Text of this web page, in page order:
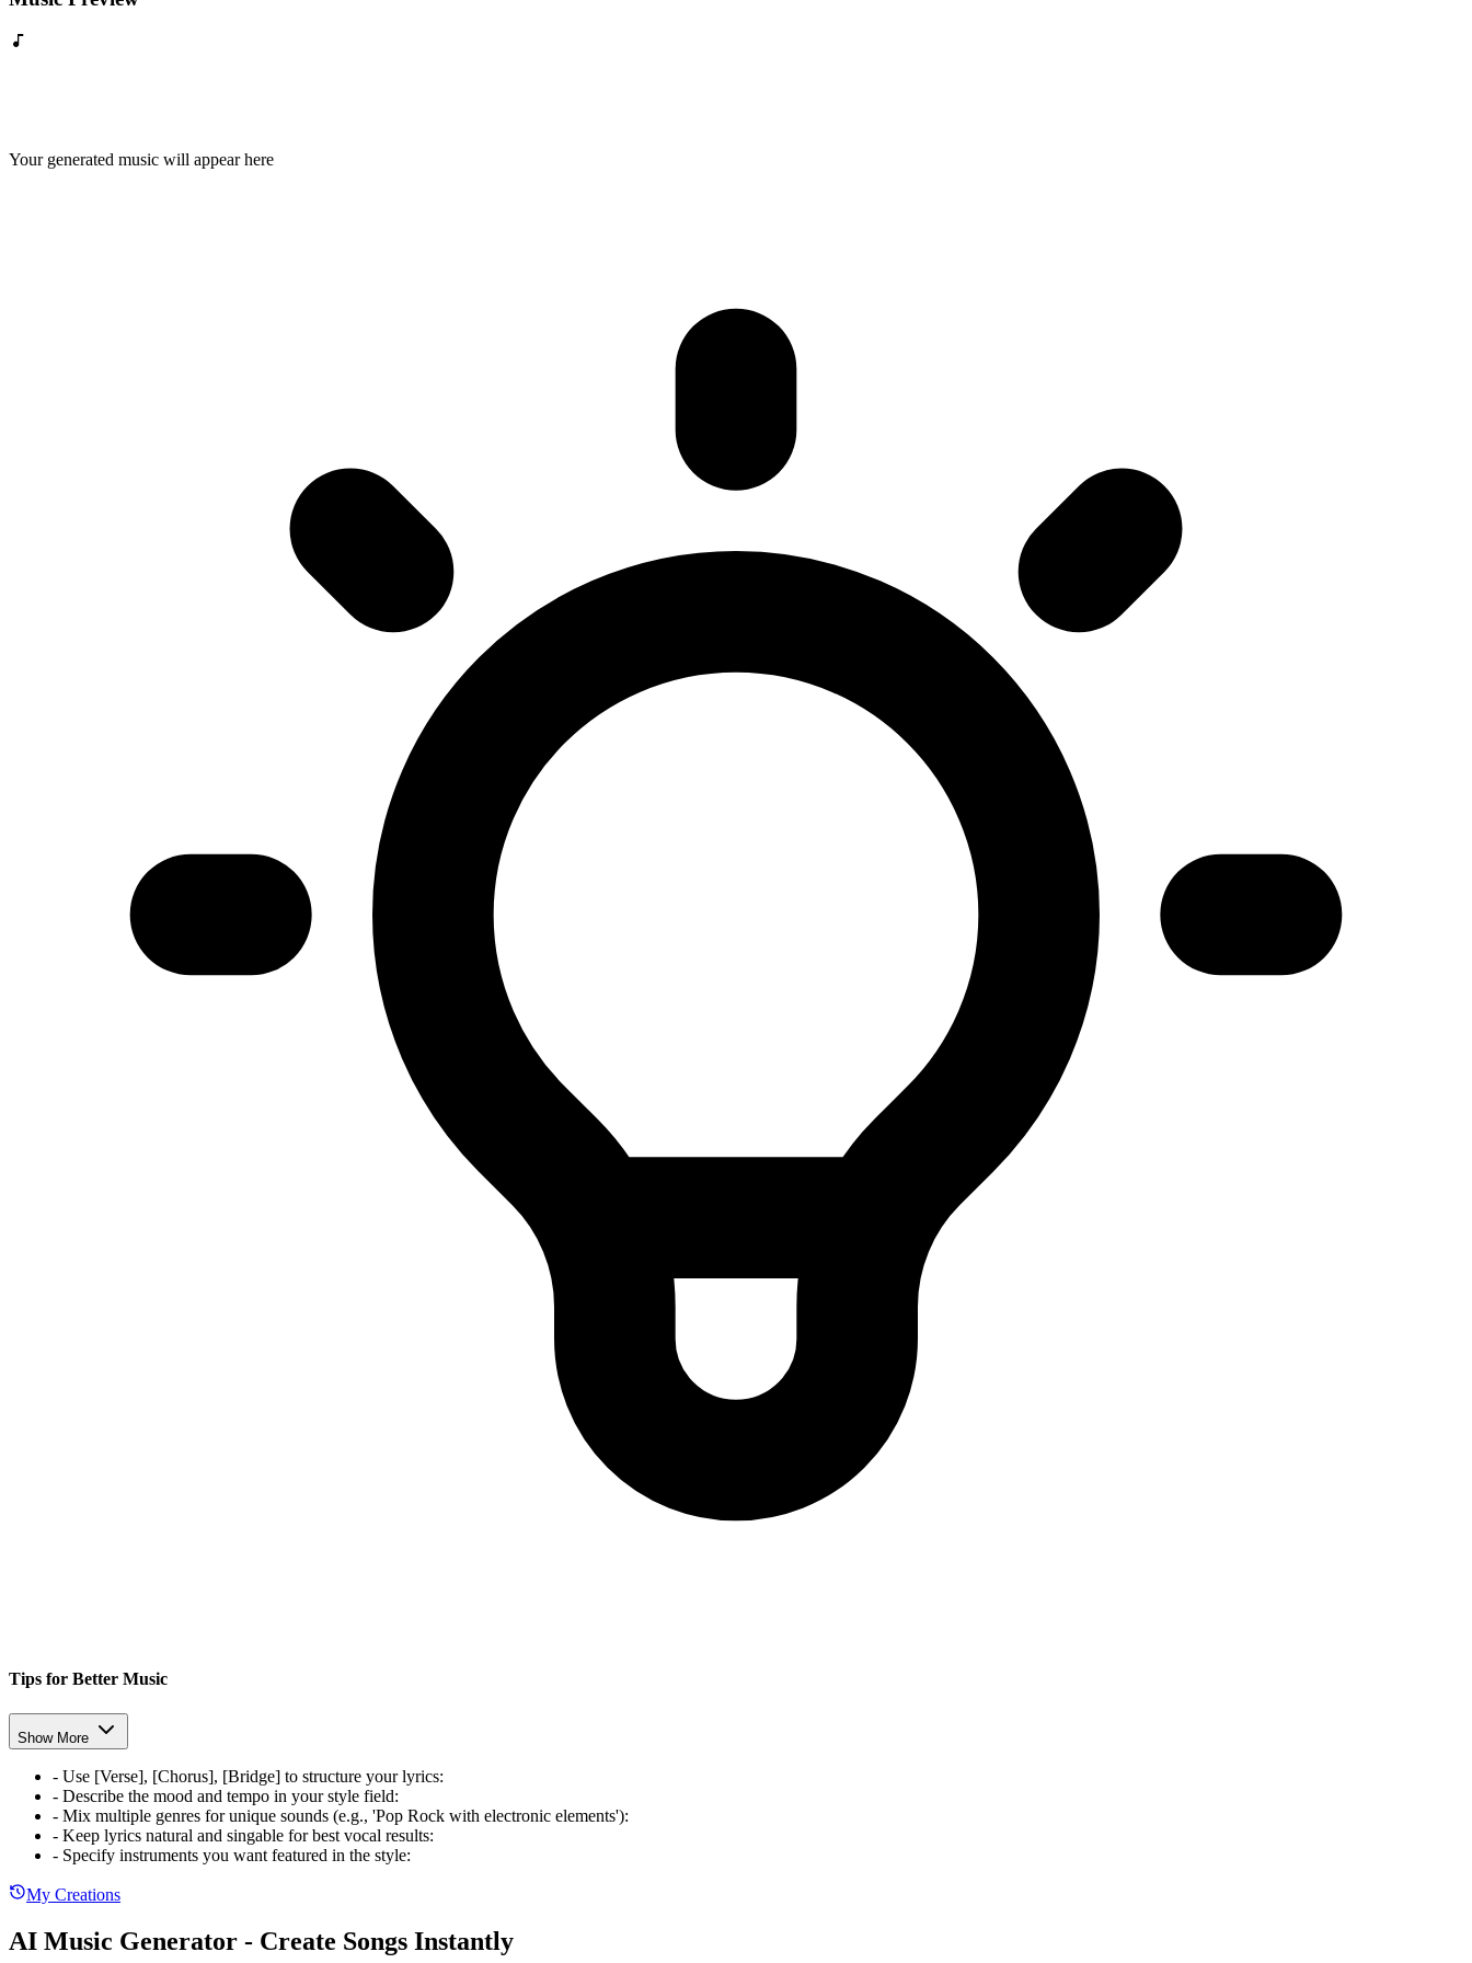
Your generated music will appear here
Tips for Better Music
Show More
- Use [Verse], [Chorus], [Bridge] to structure your lyrics:
- Describe the mood and tempo in your style field:
- Mix multiple genres for unique sounds (e.g., 'Pop Rock with electronic elements'):
- Keep lyrics natural and singable for best vocal results:
- Specify instruments you want featured in the style:
My Creations
AI Music Generator - Create Songs Instantly